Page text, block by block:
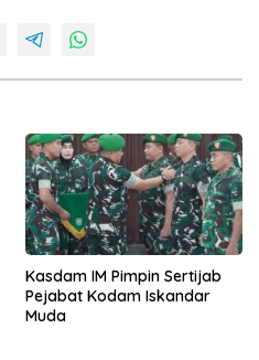
Kasdam IM Pimpin Sertijab
Pejabat Kodam Iskandar
Muda